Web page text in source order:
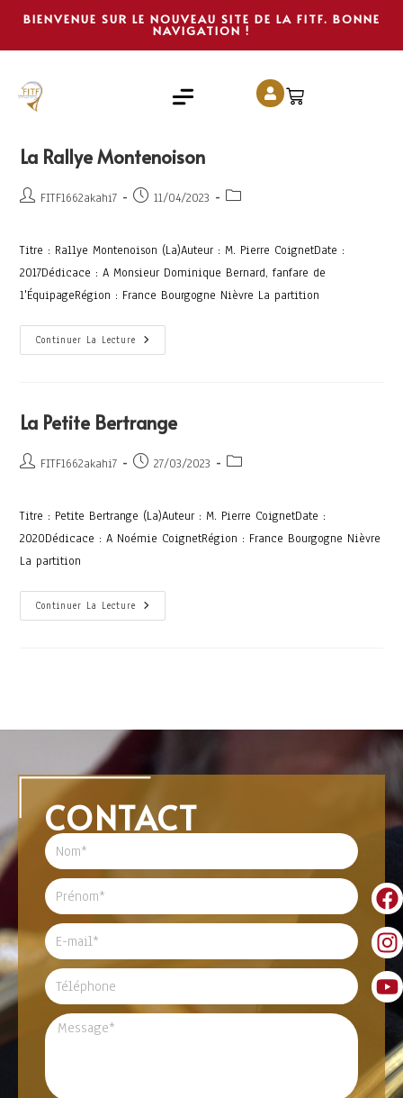
BIENVENUE SUR LE NOUVEAU SITE DE LA FITF. BONNE
NAVIGATION !
La Rallye Montenoison
FITF1662akahi7 11/04/2023
Titre : Rallye Montenoison (La)Auteur : M. Pierre CoignetDate :
2017Dédicace : A Monsieur Dominique Bernard, fanfare de
l'ÉquipageRégion : France Bourgogne Nièvre La partition
Continuer La Lecture
La Petite Bertrange
FITF1662akahi7 27/03/2023
Titre : Petite Bertrange (La)Auteur : M. Pierre CoignetDate :
2020Dédicace : A Noémie CoignetRégion : France Bourgogne Nièvre
La partition
Continuer La Lecture
CONTACT